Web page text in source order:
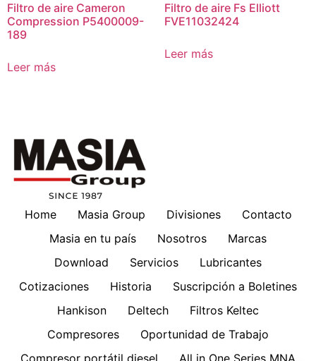
Filtro de aire Cameron
Compression P5400009-
189
Leer más
Filtro de aire Fs Elliott
FVE11032424
Leer más
Home Masia Group Divisiones
Contacto
Masia en tu país
Nosotros
Marcas
Download
Servicios
Lubricantes
Cotizaciones
Historia
Suscripción a Boletines
Hankison
Deltech
Filtros Keltec
Compresores
Oportunidad de Trabajo
Compresor portátil diesel
All in One Series MNA